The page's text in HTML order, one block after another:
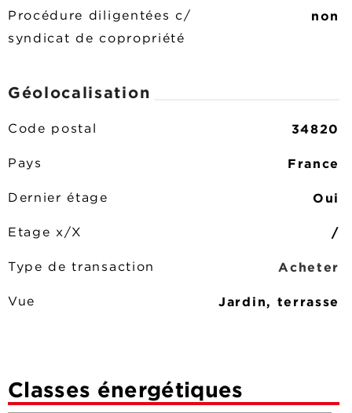
Procédure diligentées c/
syndicat de copropriété
non
Géolocalisation
Code postal 34820
Pays France
Dernier étage Oui
Etage x/X /
Type de transaction Acheter
Vue Jardin, terrasse
Classes énergétiques